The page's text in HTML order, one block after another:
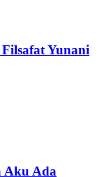
Yunani
Aku Ada